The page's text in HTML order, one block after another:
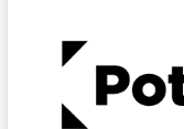
samaistumispintoja
tarjotaan?